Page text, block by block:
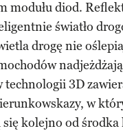
modułu diod.
światło
drogę nie
technologii 3D
w
się kolejno od